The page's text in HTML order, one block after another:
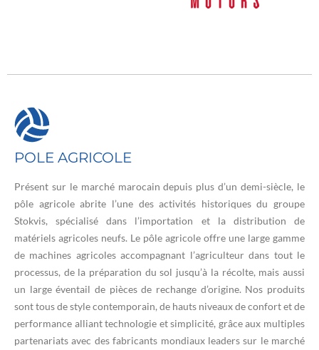
POLE AGRICOLE
Présent sur le marché marocain depuis plus d’un demi-siècle, le
pôle agricole abrite l’une des activités historiques du groupe
Stokvis, spécialisé dans l’importation et la distribution de
matériels agricoles neufs. Le pôle agricole offre une large gamme
de machines agricoles accompagnant l’agriculteur dans tout le
processus, de la préparation du sol jusqu’à la récolte, mais aussi
un large éventail de pièces de rechange d’origine. Nos produits
sont tous de style contemporain, de hauts niveaux de confort et de
performance alliant technologie et simplicité, grâce aux multiples
partenariats avec des fabricants mondiaux leaders sur le marché